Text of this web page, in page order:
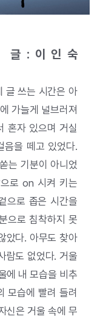
글 : 이 인 숙
글 쓰는 시간은 아
가늘게 널브러져
혼자 있으며 거실
음을 떼고 있었다.
는 기분이 아니었
로 on 시켜 키는
으로 좁은 시간을
으로 침착하지 못
았다. 아무도 찾아
람도 없었다. 거울
에 내 모습을 비추
모습에 빨려 들려
신은 거울 속에 무